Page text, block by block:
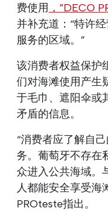
费使用 ，”DECO
并补充道：“特许
服务的区域。”
该消费者权益保护
们对海滩使用产生
于毛巾、遮阳伞或
矛盾的信息。
“消费者应了解自
务。葡萄牙不存在
众进入公共海域。
人都能安全享受海
PROteste指出。